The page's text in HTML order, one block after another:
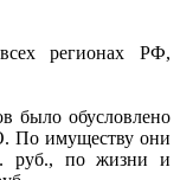
регионах РФ,
было обусловлено
По имуществу они
руб., по жизни и